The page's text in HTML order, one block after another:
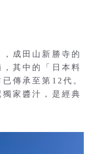
成田山新勝寺的
其中的「日本料
傳承至第12代。
家醬汁，是經典